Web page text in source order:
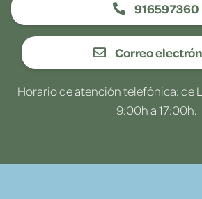
916597360
Correo
Horario de atención telefónica: de
9:00h a 17:00h.